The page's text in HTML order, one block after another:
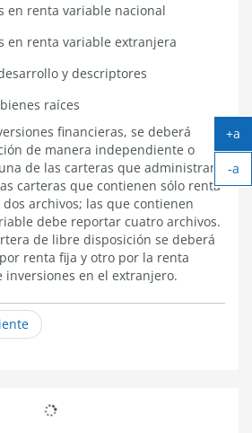
en renta variable nacional
en renta variable extranjera
y descriptores
raíces
financieras, se deberá
de manera independiente o
de las carteras que administran.
carteras que contienen sólo renta
archivos; las que contienen
debe reportar cuatro archivos.
de libre disposición se deberá
renta fija y otro por la renta
inversiones en el extranjero.
+a
-a